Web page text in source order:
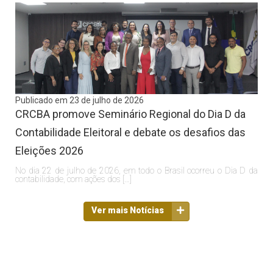
Publicado em 23 de julho de 2026
CRCBA promove Seminário Regional do Dia D da
Contabilidade Eleitoral e debate os desafios das
Eleições 2026
No dia 22 de julho de 2026, em todo o Brasil ocorreu o Dia D da
contabilidade, com ações dos […]
Ver mais Notícias